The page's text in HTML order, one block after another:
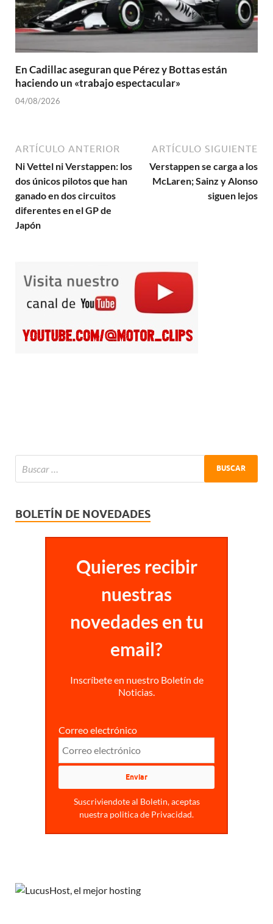
En Cadillac aseguran que Pérez y Bottas están
haciendo un «trabajo espectacular»
04/08/2026
ARTÍCULO ANTERIOR
Ni Vettel ni Verstappen: los
dos únicos pilotos que han
ganado en dos circuitos
diferentes en el GP de
Japón
ARTÍCULO SIGUIENTE
Verstappen se carga a los
McLaren; Sainz y Alonso
siguen lejos
BOLETÍN DE NOVEDADES
Quieres recibir
nuestras
novedades en tu
email?
Inscríbete en nuestro Boletín de
Noticias.
Correo electrónico
Suscriviendote al Boletin, aceptas
nuestra politica de Privacidad.